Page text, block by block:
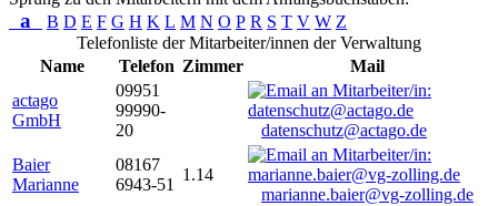
a B D E F G H K L M N O P R S T V W Z
Telefonliste der Mitarbeiter/innen der Verwaltung
Name
Telefon Zimmer
Mail
actago
GmbH
09951
99990-
20
datenschutz@actago.de
Baier
Marianne
08167
6943-51
1.14
marianne.baier@vg-zolling.de